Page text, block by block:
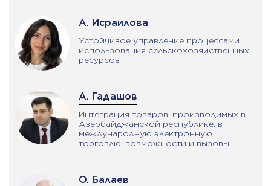
А. Исраилова
Устойчивое управление процессами
использования сельскохозяйственных
ресурсов
А. Гадашов
Интеграция товаров, производимых в
Aзербайджанской республике, в
международную электронную
торговлю: возможности и вызовы
О. Балаев